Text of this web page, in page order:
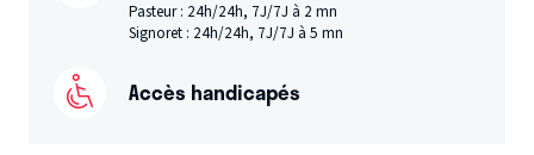
Pasteur : 24h/24h, 7J/7J à 2 mn
Signoret : 24h/24h, 7J/7J à 5 mn
Accès handicapés